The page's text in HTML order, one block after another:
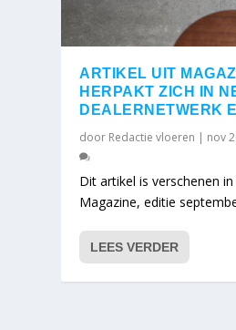
ARTIKEL UIT
HERPAKT ZICH IN
DEALERNETWERK
door Redactie vloeren | nov
Dit artikel is verschenen
Magazine, editie
LEES VERDER